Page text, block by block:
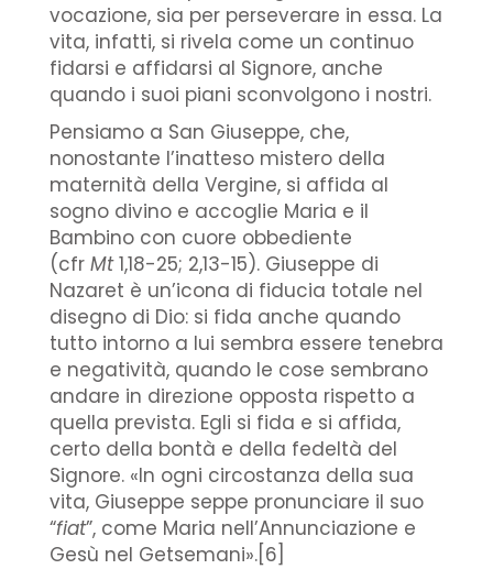
vocazione, sia per perseverare in essa. La
vita, infatti, si rivela come un continuo
fidarsi e affidarsi al Signore, anche
quando i suoi piani sconvolgono i nostri.
Pensiamo a San Giuseppe, che,
nonostante l’inatteso mistero della
maternità della Vergine, si affida al
sogno divino e accoglie Maria e il
Bambino con cuore obbediente
(cfr Mt1,18-25; 2,13-15). Giuseppe di
Nazaret è un’icona di fiducia totale nel
disegno di Dio: si fida anche quando
tutto intorno a lui sembra essere tenebra
e negatività, quando le cose sembrano
andare in direzione opposta rispetto a
quella prevista. Egli si fida e si affida,
certo della bontà e della fedeltà del
Signore. «In ogni circostanza della sua
vita, Giuseppe seppe pronunciare il suo
“fiat”, come Maria nell’Annunciazione e
Gesù nel Getsemani».[6]